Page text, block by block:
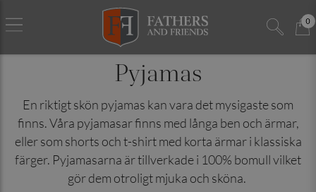
0
Pyjamas
En riktigt skön pyjamas kan vara det mysigaste som
finns. Våra pyjamasar finns med långa ben och ärmar,
eller som shorts och t-shirt med korta ärmar i klassiska
färger. Pyjamasarna är tillverkade i 100% bomull vilket
gör dem otroligt mjuka och sköna.